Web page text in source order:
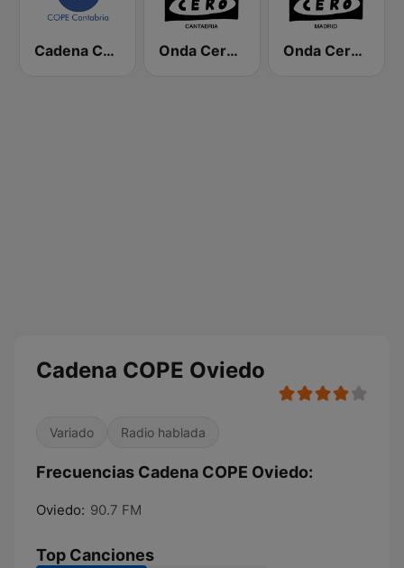
Cadena COPE Cantabria Onda Cero Santander Onda Cero Madrid
Cadena COPE Oviedo
Variado Radio hablada
Frecuencias Cadena COPE Oviedo:
Oviedo: 90.7 FM
Top Canciones